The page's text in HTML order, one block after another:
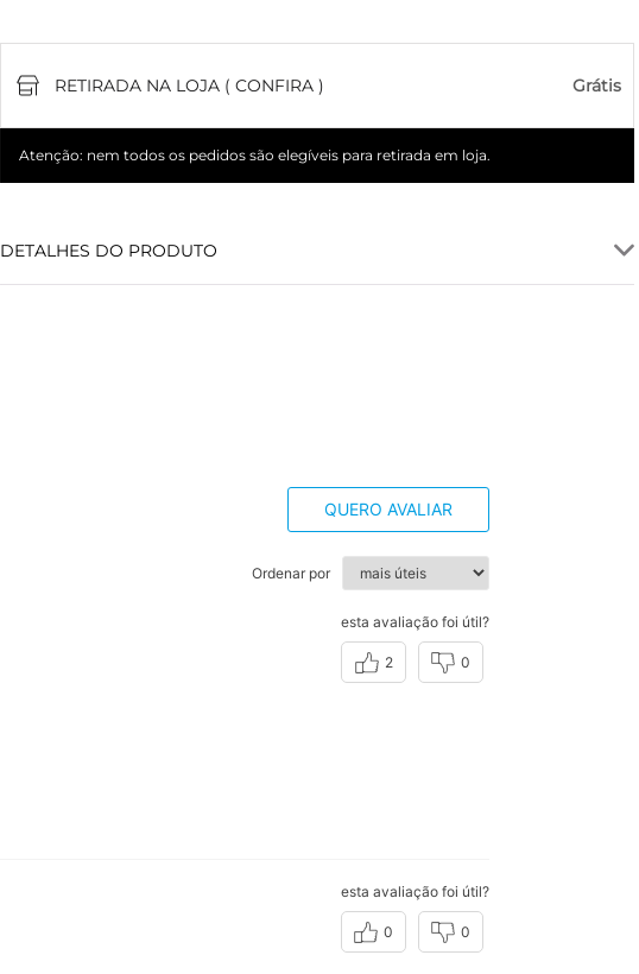
RETIRADA NA LOJA ( CONFIRA ) Grátis
Atenção: nem todos os pedidos são elegíveis para retirada em loja.
DETALHES DO PRODUTO
QUERO AVALIAR
Ordenar por
esta avaliação foi útil?
2 0
esta avaliação foi útil?
0 0